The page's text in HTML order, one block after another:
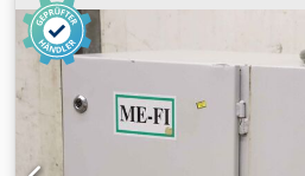
Rauchgassauglüfter, Filteranlage,
Entstaubungsanlage -Hersteller:
Unicell Patronen-
Leistung Absauggebläse: 3,0 kW
Einzelkomponenten: siehe Fotos -
1210/1040/H2340 mm -Gewicht:
Sjk Dsha